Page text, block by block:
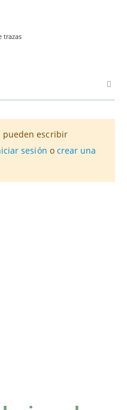
trazas
pueden escribir
sesión o crear una